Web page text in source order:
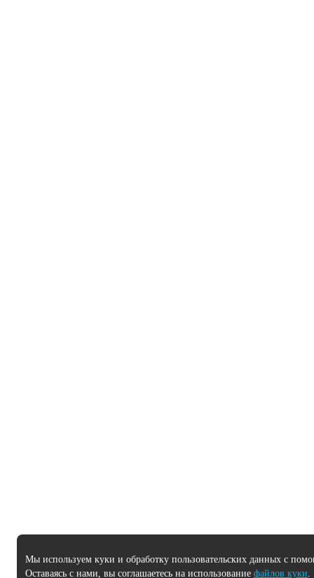
Мы используем куки и обработку пользовательских данных с
Оставаясь с нами, вы соглашаетесь на использование файлов куки.